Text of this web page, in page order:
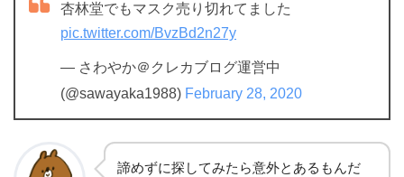
杏林堂でもマスク売り切れてました
pic.twitter.com/BvzBd2n27y
— さわやか＠クレカブログ運営中
(@sawayaka1988) February 28, 2020
諦めずに探してみたら意外とあるもんだ